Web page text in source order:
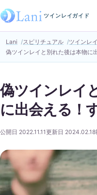
ツインレイガイド
Lani スピリチュアル
ツインレイ
偽ツインレイと別れた後は本物に
偽ツインレイ
に出会える！
公開日 2022.11.11更新日 2024.02.18